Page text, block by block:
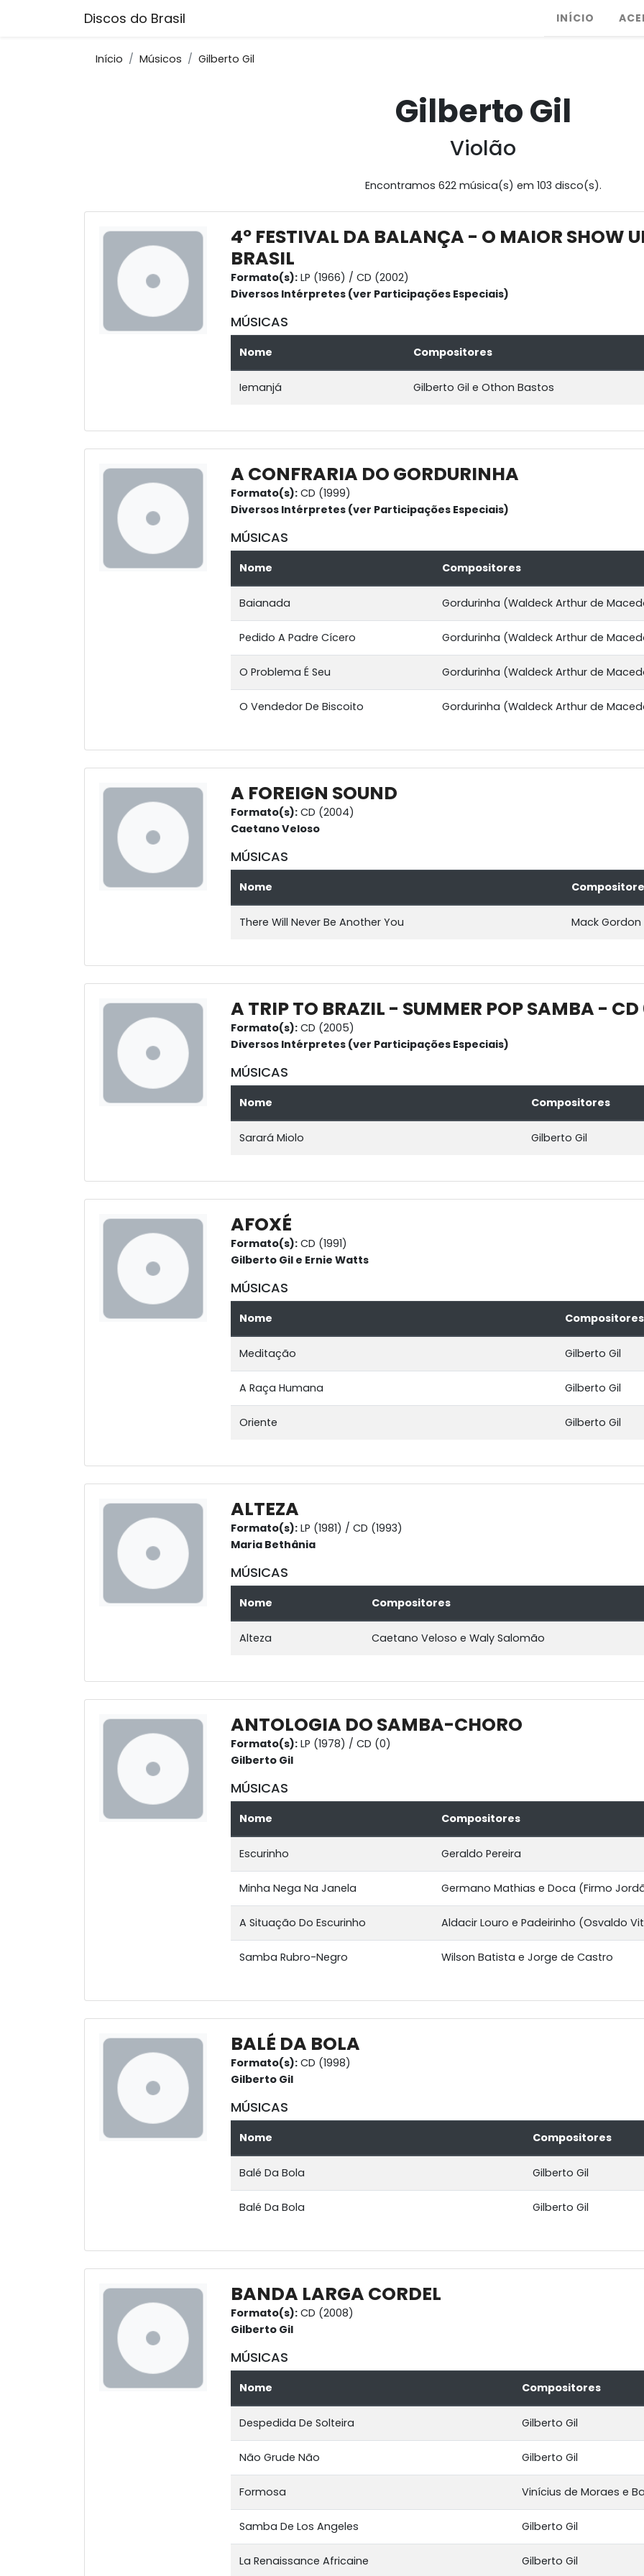
Discos do Brasil INÍCIO
Início Músicos Gilberto Gil
Gilberto Gil
Violão
Encontramos 622 música(s) em 103 disco(s).
4º FESTIVAL DA BALANÇA - O MAIOR SHOW
BRASIL
Formato(s): LP (1966) / CD (2002)
Diversos Intérpretes (ver Participações Especiais)
MÚSICAS
Nome Compositores
Iemanjá Gilberto Gil e Othon Bastos
A CONFRARIA DO GORDURINHA
Formato(s): CD (1999)
Diversos Intérpretes (ver Participações Especiais)
MÚSICAS
Nome Compositores
Baianada Gordurinha (Waldeck Arthur de
Pedido A Padre Cícero Gordurinha (Waldeck Arthur de
O Problema É Seu Gordurinha (Waldeck Arthur de
O Vendedor De Biscoito Gordurinha (Waldeck Arthur de
A FOREIGN SOUND
Formato(s): CD (2004)
Caetano Veloso
MÚSICAS
Nome
There Will Never Be Another You Mack Gordon
A TRIP TO BRAZIL - SUMMER POP SAMBA - CD
Formato(s): CD (2005)
Diversos Intérpretes (ver Participações Especiais)
MÚSICAS
Nome Compositores
Sarará Miolo Gilberto Gil
AFOXÉ
Formato(s): CD (1991)
Gilberto Gil e Ernie Watts
MÚSICAS
Nome Compositores
Meditação Gilberto Gil
A Raça Humana Gilberto Gil
Oriente Gilberto Gil
ALTEZA
Formato(s): LP (1981) / CD (1993)
Maria Bethânia
MÚSICAS
Nome Compositores
Alteza Caetano Veloso e Waly Salomão
ANTOLOGIA DO SAMBA-CHORO
Formato(s): LP (1978) / CD (0)
Gilberto Gil
MÚSICAS
Nome Compositores
Escurinho Geraldo Pereira
Minha Nega Na Janela Germano Mathias e Doca (Firmo
A Situação Do Escurinho Aldacir Louro e Padeirinho (Osvaldo
Samba Rubro-Negro Wilson Batista e Jorge de Castro
BALÉ DA BOLA
Formato(s): CD (1998)
Gilberto Gil
MÚSICAS
Nome Compositores
Balé Da Bola Gilberto Gil
Balé Da Bola Gilberto Gil
BANDA LARGA CORDEL
Formato(s): CD (2008)
Gilberto Gil
MÚSICAS
Nome Compositores
Despedida De Solteira Gilberto Gil
Não Grude Não Gilberto Gil
Formosa Vinícius de Moraes e
Samba De Los Angeles Gilberto Gil
La Renaissance Africaine Gilberto Gil